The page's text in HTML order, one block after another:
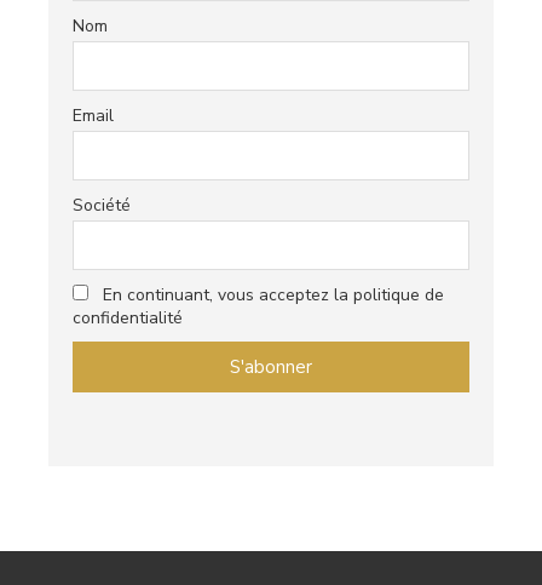
Nom
Email
Société
En continuant, vous acceptez la politique de
confidentialité